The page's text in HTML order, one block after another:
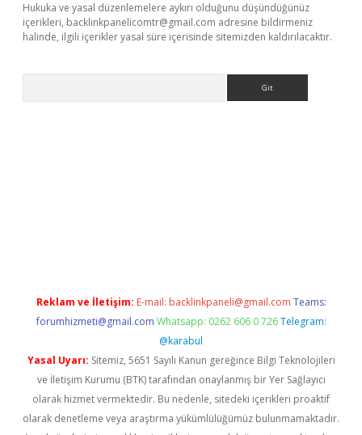
Hukuka ve yasal düzenlemelere aykırı olduğunu düşündüğünüz
içerikleri, backlinkpanelicomtr@gmail.com adresine bildirmeniz
halinde, ilgili içerikler yasal süre içerisinde sitemizden kaldırılacaktır.
Reklam ve İletişim: E-mail: backlinkpaneli@gmail.com Teams:
forumhizmeti@gmail.com Whatsapp: 0262 606 0 726 Telegram:
@karabul
Yasal Uyarı: Sitemiz, 5651 Sayılı Kanun gereğince Bilgi Teknolojileri
ve İletişim Kurumu (BTK) tarafından onaylanmış bir Yer Sağlayıcı
olarak hizmet vermektedir. Bu nedenle, sitedeki içerikleri proaktif
olarak denetleme veya araştırma yükümlülüğümüz bulunmamaktadır.